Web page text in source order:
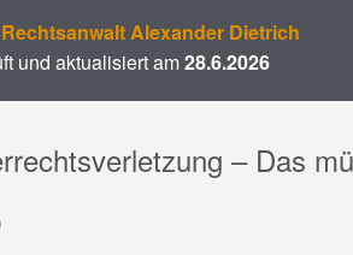
Rechtsanwalt Alexander Dietrich
und aktualisiert am28.6.2026
– Das